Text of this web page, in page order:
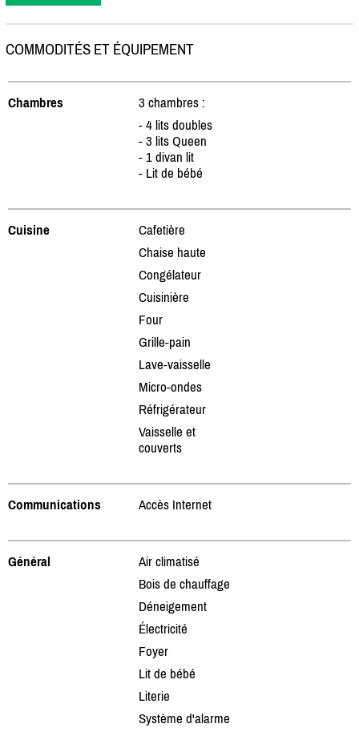
COMMODITÉS ET ÉQUIPEMENT
Chambres
3 chambres :
- 4 lits doubles
- 3 lits Queen
- 1 divan lit
- Lit de bébé
Cuisine
Cafetière
Chaise haute
Congélateur
Cuisinière
Four
Grille-pain
Lave-vaisselle
Micro-ondes
Réfrigérateur
Vaisselle et
couverts
Communications Accès Internet
Général
Air climatisé
Bois de chauffage
Déneigement
Électricité
Foyer
Lit de bébé
Literie
Système d'alarme